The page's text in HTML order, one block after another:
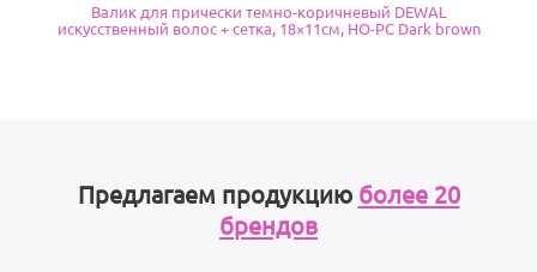
Валик для прически темно-коричневый DEWAL
искусственный волос + сетка, 18×11см, HO-PC Dark brown
Предлагаем продукцию более 20
брендов